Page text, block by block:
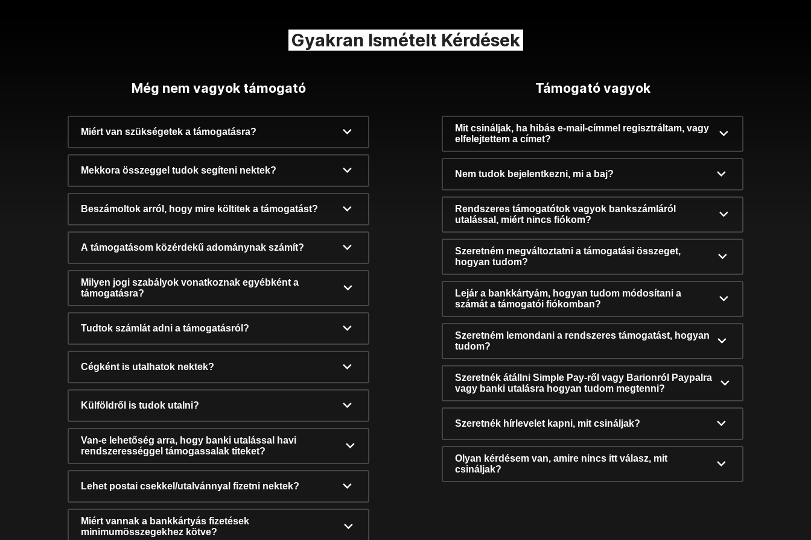
Gyakran Ismételt Kérdések
Még nem vagyok támogató
Miért van szükségetek a támogatásra?
Mekkora összeggel tudok segíteni nektek?
Beszámoltok arról, hogy mire költitek a támogatást?
A támogatásom közérdekű adománynak számít?
Milyen jogi szabályok vonatkoznak egyébként a
támogatásra?
Tudtok számlát adni a támogatásról?
Cégként is utalhatok nektek?
Külföldről is tudok utalni?
Van-e lehetőség arra, hogy banki utalással havi
rendszerességgel támogassalak titeket?
Lehet postai csekkel/utalvánnyal fizetni nektek?
Miért vannak a bankkártyás fizetések
minimumösszegekhez kötve?
Támogató vagyok
Mit csináljak, ha hibás e-mail-címmel regisztráltam, vagy
elfelejtettem a címet?
Nem tudok bejelentkezni, mi a baj?
Rendszeres támogatótok vagyok bankszámláról
utalással, miért nincs fiókom?
Szeretném megváltoztatni a támogatási összeget,
hogyan tudom?
Lejár a bankkártyám, hogyan tudom módosítani a
számát a támogatói fiókomban?
Szeretném lemondani a rendszeres támogatást, hogyan
tudom?
Szeretnék átállni Simple Pay-ről vagy Barionról Paypalra
vagy banki utalásra hogyan tudom megtenni?
Szeretnék hírlevelet kapni, mit csináljak?
Olyan kérdésem van, amire nincs itt válasz, mit
csináljak?